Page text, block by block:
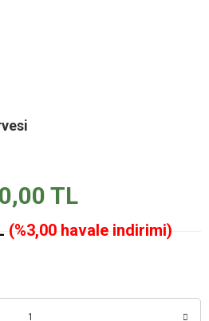
TL
(%3,00 havale indirimi)